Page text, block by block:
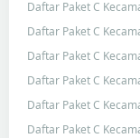
Daftar Paket C
Daftar Paket C
Daftar Paket C
Daftar Paket C
Daftar Paket C
Daftar Paket C